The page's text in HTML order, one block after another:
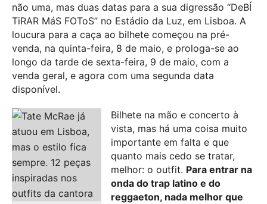
não uma, mas duas datas para a sua digressão “DeBÍ
TiRAR MáS FOToS” no Estádio da Luz, em Lisboa. A
loucura para a caça ao bilhete começou na pré-
venda, na quinta-feira, 8 de maio, e prologa-se ao
longo da tarde de sexta-feira, 9 de maio, com a
venda geral, e agora com uma segunda data
disponível.
Bilhete na mão e concerto à
vista, mas há uma coisa muito
importante em falta e que
quanto mais cedo se tratar,
melhor: o outfit. Para entrar na
onda do trap latino e do
reggaeton, nada melhor que